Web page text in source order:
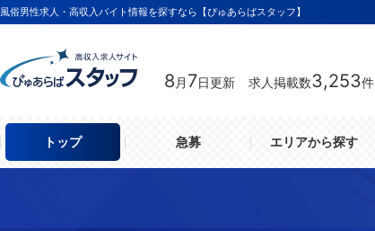
風俗男性求人・高収入バイト情報を探すなら【ぴゅあらばスタッフ】
8 月 7日更新 求人掲載数3,253件
トップ 急募 エリアから探す